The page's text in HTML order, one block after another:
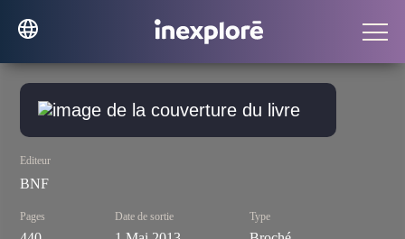
Editeur
BNF
Pages Date de sortie Type